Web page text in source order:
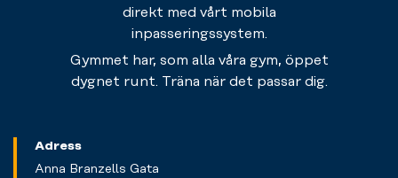
direkt med vårt mobila
inpasseringssystem.
Gymmet har, som alla våra gym, öppet
dygnet runt. Träna när det passar dig.
Adress
Anna Branzells Gata